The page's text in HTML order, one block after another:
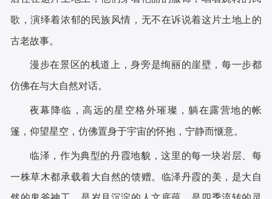
歌，演绎着浓郁的民族风情，无不在诉说着这片土地上的
古老故事。
漫步在景区的栈道上，身旁是绚丽的崖壁，每一步都
仿佛在与大自然对话。
夜幕降临，高远的星空格外璀璨，躺在露营地的帐
篷，仰望星空，仿佛置身于宇宙的怀抱，宁静而惬意。
临泽，作为典型的丹霞地貌，这里的每一块岩层、每
一株草木都承载着大自然的馈赠。临泽丹霞的美，是大自